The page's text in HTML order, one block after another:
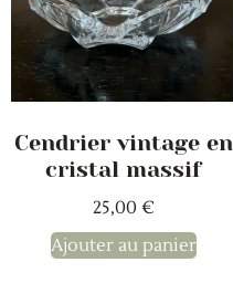
Cendrier vintage en
cristal massif
25,00 €
Ajouter au panier